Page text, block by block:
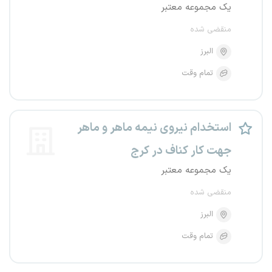
یک مجموعه معتبر
منقضی شده
البرز
تمام وقت
استخدام نیروی نیمه ماهر و ماهر
جهت کار کناف در کرج
یک مجموعه معتبر
منقضی شده
البرز
تمام وقت